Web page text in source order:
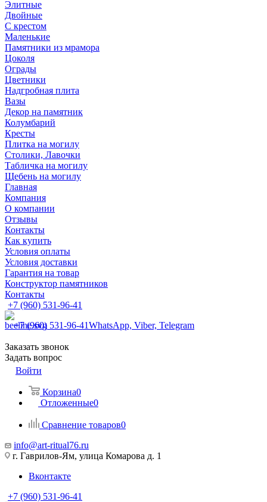
Элитные
Двойные
С крестом
Маленькие
Памятники из мрамора
Цоколя
Ограды
Цветники
Надгробная плита
Вазы
Декор на памятник
Колумбарий
Кресты
Плитка на могилу
Столики, Лавочки
Табличка на могилу
Щебень на могилу
Главная
Компания
О компании
Отзывы
Контакты
Как купить
Условия оплаты
Условия доставки
Гарантия на товар
Конструктор памятников
Контакты
+7 (960) 531-96-41
+7 (960) 531-96-41WhatsApp, Viber, Telegram
Заказать звонок
Задать вопрос
Войти
Корзина0
Отложенные0
Сравнение товаров0
info@art-ritual76.ru
г. Гаврилов-Ям, улица Комарова д. 1
Вконтакте
+7 (960) 531-96-41